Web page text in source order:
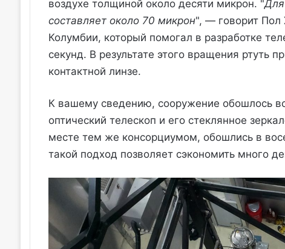
воздухе толщиной около десяти микрон. "Для
составляет около 70 микрон", — говорит Пол
Колумбии, который помогал в разработке
секунд. В результате этого вращения ртуть
контактной линзе.
К вашему сведению, сооружение обошлось
оптический телескоп и его стеклянное
месте тем же консорциумом, обошлись в
такой подход позволяет сэкономить много